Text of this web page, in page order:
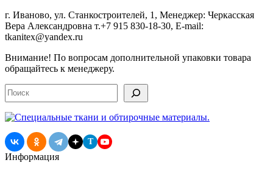
г. Иваново, ул. Станкостроителей, 1, Менеджер: Черкасская
Вера Александровна т.+7 915 830-18-30, E-mail:
tkanitex@yandex.ru
Внимание! По вопросам дополнительной упаковки товара
обращайтесь к менеджеру.
Поиск
T
Информация